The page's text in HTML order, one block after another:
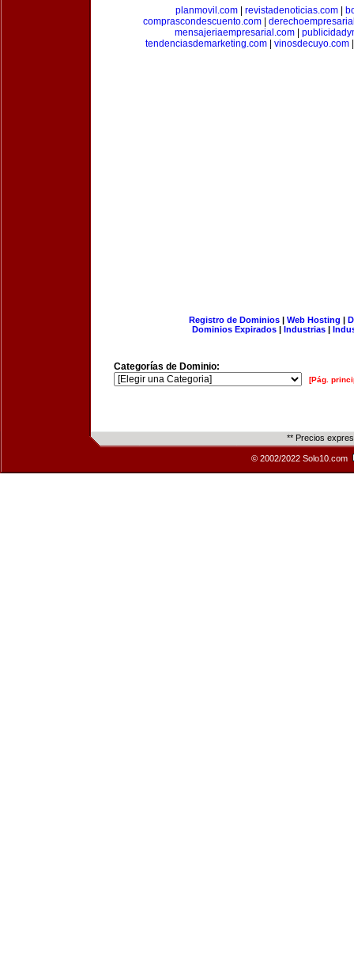
planmovil.com| revistadenoticias.com|
comprascondescuento.com
mensajeriaempresarial.com|
tendenciasdemarketing.com| vinosdecuyo.com
Registro de Dominios| Web Hosting |
Dominios Expirados | Industrias |
Categorías de Dominio:
[Pág.
** Precios
© 2002/2022 Solo10.com